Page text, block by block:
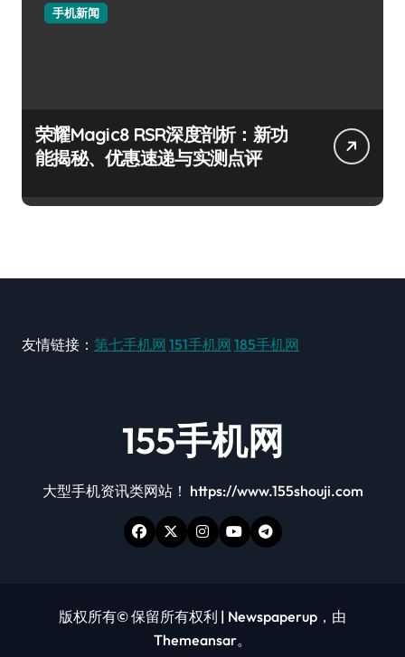
手机新闻
荣耀Magic8 RSR深度剖析：新功
能揭秘、优惠速递与实测点评
友情链接： 第七手机网 151手机网 185手机网
155手机网
大型手机资讯类网站！ https://www.155shouji.com
版权所有© 保留所有权利 | Newspaperup ，由
Themeansar。